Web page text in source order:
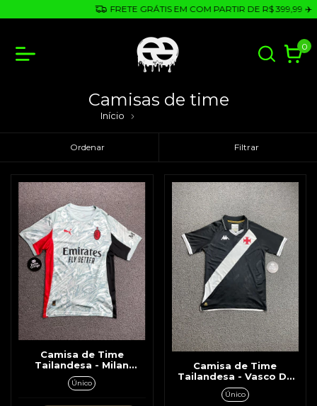
FRETE GRÁTIS EM COM PARTIR DE R$ 399,99 ✈️
0
Camisas de time
Início
Ordenar Filtrar
Camisa de Time
Tailandesa - Milan
Verde c/ Detalhes
Vermelho e Preto Na
Único
Camisa de Time
Tailandesa - Vasco Da
Gama Preta c/ Branca c/
Gola Detalhe Branco Na
Único